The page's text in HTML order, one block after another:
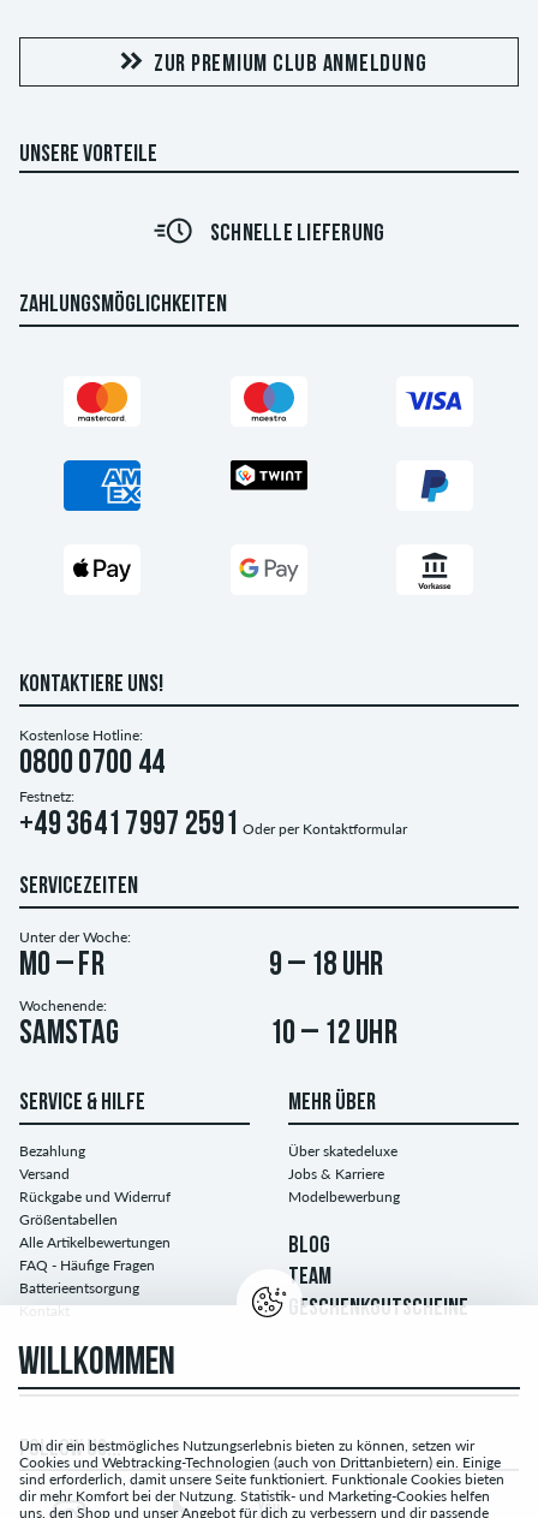
ZUR PREMIUM CLUB ANMELDUNG
UNSERE VORTEILE
SCHNELLE LIEFERUNG
ZAHLUNGSMÖGLICHKEITEN
KONTAKTIERE UNS!
Kostenlose Hotline:
0800 0700 44
Festnetz:
+49 3641 7997 2591 Oder per Kontaktformular
SERVICEZEITEN
Unter der Woche:
Mo – Fr 9 – 18 Uhr
Wochenende:
Samstag 10 – 12 Uhr
SERVICE & HILFE
Bezahlung
Versand
Rückgabe und Widerruf
Größentabellen
Alle Artikelbewertungen
FAQ - Häufige Fragen
Batterieentsorgung
Kontakt
MEHR ÜBER
Über skatedeluxe
Jobs & Karriere
Modelbewerbung
BLOG
TEAM
GESCHENKGUTSCHEINE
FOLLOW US...
WILLKOMMEN
Um dir ein bestmögliches Nutzungserlebnis bieten zu können, setzen wir
Cookies und Webtracking-Technologien (auch von Drittanbietern) ein. Einige
sind erforderlich, damit unsere Seite funktioniert. Funktionale Cookies bieten
dir mehr Komfort bei der Nutzung. Statistik- und Marketing-Cookies helfen
uns, den Shop und unser Angebot für dich zu verbessern und dir passende